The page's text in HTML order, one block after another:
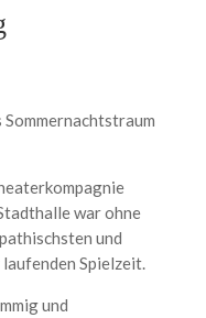
war ohne
und
Spielzeit.
und